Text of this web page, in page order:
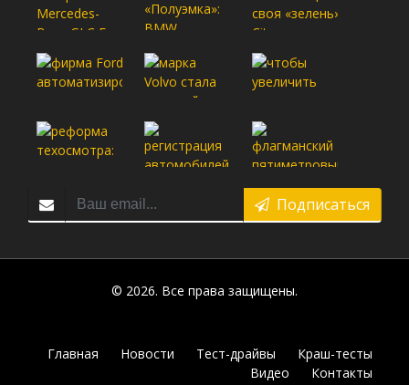
Подписаться
© 2026. Все права защищены.
Главная Новости Тест-драйвы
Краш-тесты
Видео
Контакты